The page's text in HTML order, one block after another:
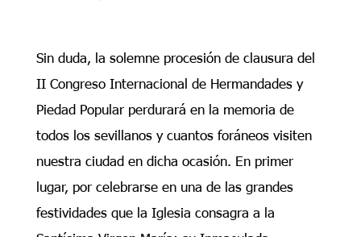
Sin duda, la solemne procesión de clausura del
II Congreso Internacional de Hermandades y
Piedad Popular perdurará en la memoria de
todos los sevillanos y cuantos foráneos visiten
nuestra ciudad en dicha ocasión. En primer
lugar, por celebrarse en una de las grandes
festividades que la Iglesia consagra a la